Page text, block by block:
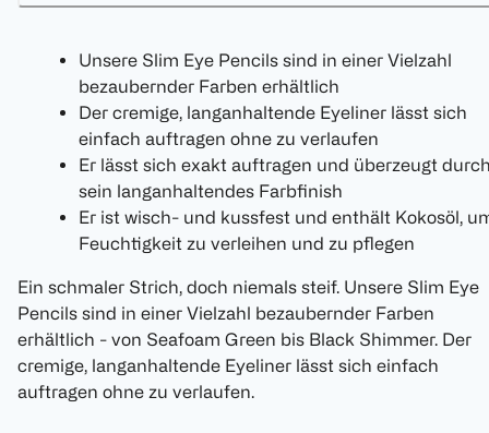
Unsere Slim Eye Pencils sind in einer Vielzahl
bezaubernder Farben erhältlich
Der cremige, langanhaltende Eyeliner lässt sich
einfach auftragen ohne zu verlaufen
Er lässt sich exakt auftragen und überzeugt
sein langanhaltendes Farbfinish
Er ist wisch- und kussfest und enthält Kokosöl,
Feuchtigkeit zu verleihen und zu pflegen
Ein schmaler Strich, doch niemals steif. Unsere Slim Eye
Pencils sind in einer Vielzahl bezaubernder Farben
erhältlich - von Seafoam Green bis Black Shimmer. Der
cremige, langanhaltende Eyeliner lässt sich einfach
auftragen ohne zu verlaufen.